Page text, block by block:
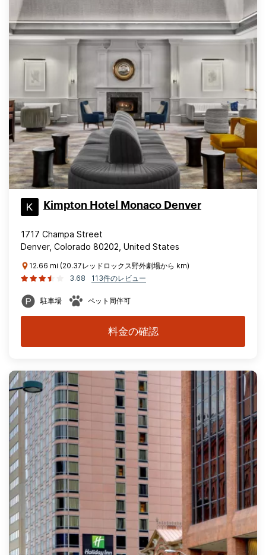
Kimpton Hotel Monaco Denver
1717 Champa Street
Denver, Colorado 80202, United States
12.66 mi (20.37レッドロックス野外劇場から km)
3.68
113件のレビュー
駐車場 ペット同伴可
料金の確認